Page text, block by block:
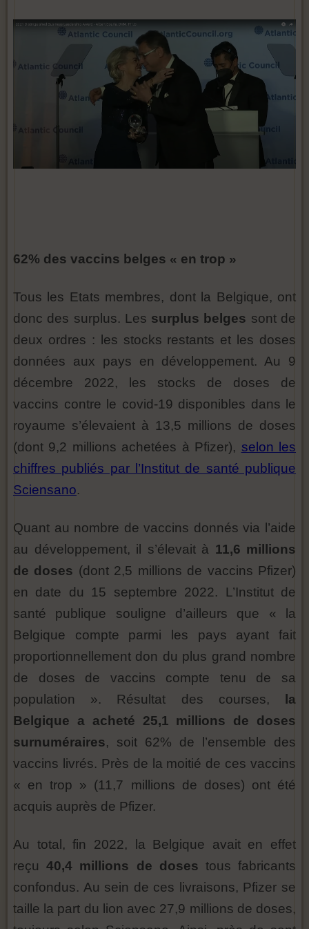
62% des vaccins belges « en trop »
Tous les Etats membres, dont la Belgique, ont
donc des surplus. Les surplus belges sont de
deux ordres : les stocks restants et les doses
données aux pays en développement. Au 9
décembre 2022, les stocks de doses de
vaccins contre le covid-19 disponibles dans le
royaume s’élevaient à 13,5 millions de doses
(dont 9,2 millions achetées à Pfizer), selon les
chiffres publiés par l’Institut de santé publique
Sciensano.
Quant au nombre de vaccins donnés via l’aide
au développement, il s’élevait à 11,6 millions
de doses (dont 2,5 millions de vaccins Pfizer)
en date du 15 septembre 2022. L’Institut de
santé publique souligne d’ailleurs que « la
Belgique compte parmi les pays ayant fait
proportionnellement don du plus grand nombre
de doses de vaccins compte tenu de sa
population ». Résultat des courses, la
Belgique a acheté 25,1 millions de doses
surnuméraires, soit 62% de l’ensemble des
vaccins livrés. Près de la moitié de ces vaccins
« en trop » (11,7 millions de doses) ont été
acquis auprès de Pfizer.
Au total, fin 2022, la Belgique avait en effet
reçu 40,4 millions de doses tous fabricants
confondus. Au sein de ces livraisons, Pfizer se
taille la part du lion avec 27,9 millions de doses,